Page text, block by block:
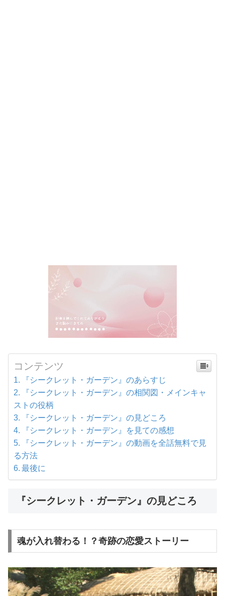
コンテンツ
『シークレット・ガーデン』のあらすじ
『シークレット・ガーデン』の相関図・メインキャ
ストの役柄
『シークレット・ガーデン』の見どころ
『シークレット・ガーデン』を見ての感想
『シークレット・ガーデン』の動画を全話無料で見
る方法
最後に
『シークレット・ガーデン』の見どころ
魂が入れ替わる！？奇跡の恋愛ストーリー